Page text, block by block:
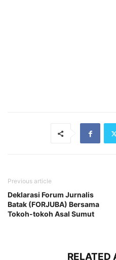
Previous article
Deklarasi Forum Jurnalis
Batak (FORJUBA) Bersama
Tokoh-tokoh Asal Sumut
RELATED